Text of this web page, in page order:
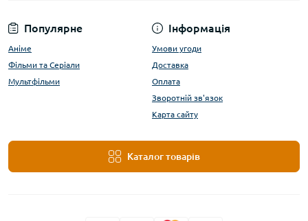
Популярне
Аніме
Фільми та Серіали
Мультфільми
Інформація
Умови угоди
Доставка
Оплата
Зворотній зв'язок
Карта сайту
Каталог товарів